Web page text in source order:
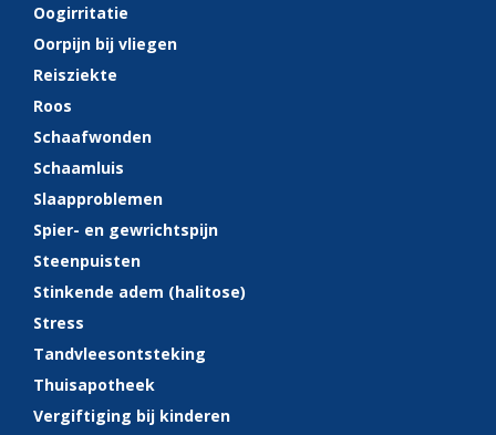
Oogirritatie
Oorpijn bij vliegen
Reisziekte
Roos
Schaafwonden
Schaamluis
Slaapproblemen
Spier- en gewrichtspijn
Steenpuisten
Stinkende adem (halitose)
Stress
Tandvleesontsteking
Thuisapotheek
Vergiftiging bij kinderen